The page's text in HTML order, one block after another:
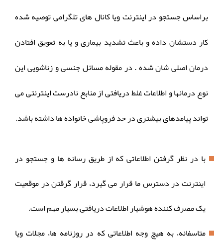
براساس جستجو در اینترنت ویا کانال های تلگرامی توصیه شده
کار دستشان داده و باعث تشدید بیماری و یا به تعویق افتادن
درمان اصلی شان شده . در مقوله مسائل جنسی و زناشویی این
نوع درمانها و اطلاعات غلط دریافتی از منابع نادرست اینترنتی می
تواند پیامدهای بیشتری در حد فروپاشی خانواده ها داشته باشد.
با در نظر گرفتن اطلاعاتی که از طریق رسانه ها و جستجو در
اینترنت در دسترس ما قرار می گیرد، قرار گرقتن در موقعیت
یک مصرف کننده هوشیار اطلاعات دریافتی بسیار مهم است.
متاسفانه، به هیچ وجه اطلاعاتی که در روزنامه ها، مجلات ویا